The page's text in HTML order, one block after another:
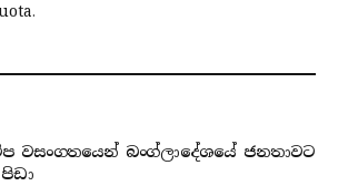
.
වසංගතයෙන් බංග්ලාදේශයේ ජනතාවට